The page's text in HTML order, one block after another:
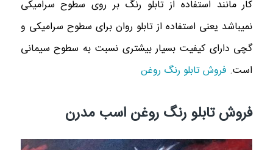
کار مانند استفاده از تابلو رنگ بر روی سطوح سرامیکی
نمیباشد یعنی استفاده از تابلو روان برای سطوح سرامیکی و
گچی دارای کیفیت بسیار بیشتری نسبت به سطوح سیمانی
است. فروش تابلو رنگ روغن
فروش تابلو رنگ روغن اسب مدرن